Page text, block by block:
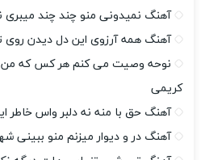
آهنگ نمیدونی منو چند چند میبری
آهنگ همه آرزوی این دل دیدن روی
نوحه وصیت می کنم هر کس که من
کریمی
آهنگ حق با منه نه دلبر واس خاطر
آهنگ در و دیوار میزنم منو ببینی